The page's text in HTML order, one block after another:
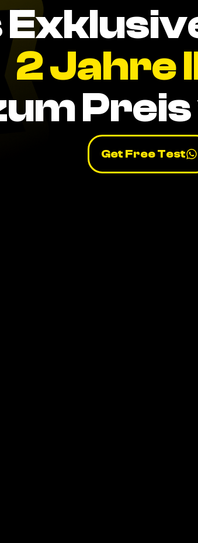
2 Jahre
Preis
Get Free Test